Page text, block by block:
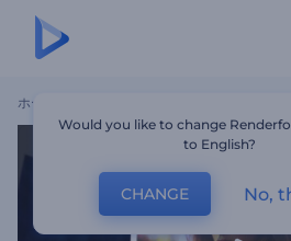
ホーム オンライン音楽ストリ
Would you like to change
to English?
CHANGE No,